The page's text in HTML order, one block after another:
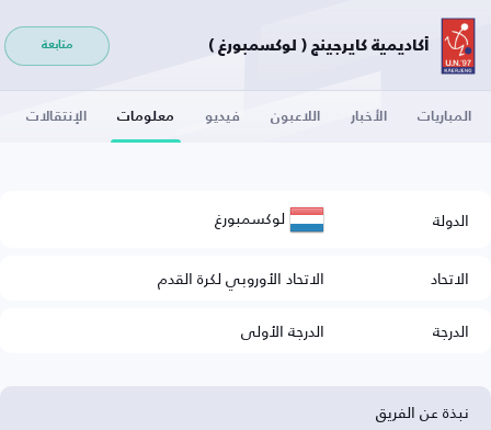
أكاديمية كايرجينج ( لوكسمبورغ ) متابعة
المباريات الأخبار اللاعبون فيديو معلومات الإنتقالات
الدولة لوكسمبورغ
الاتحاد
الاتحاد الأوروبي لكرة القدم
الدرجة
الدرجة الأولى
نبذة عن الفريق